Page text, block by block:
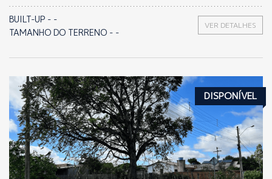
VER DETALHES
BUILT-UP - -
TAMANHO DO TERRENO - -
DISPONÍVEL